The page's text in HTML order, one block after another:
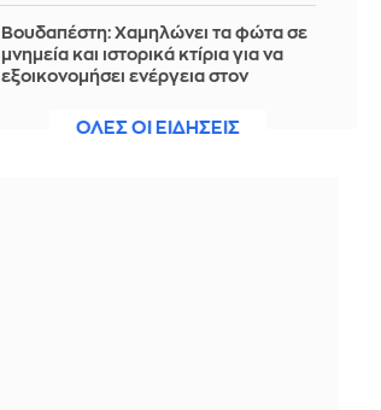
Βουδαπέστη: Χαμηλώνει τα φώτα σε
μνημεία και ιστορικά κτίρια για να
εξοικονομήσει ενέργεια στον
ΠΡΙΝ ΑΠΌ 2 ΜΈΡΕΣΟΛΕΣ ΟΙ ΕΙΔΗΣΕΙΣ